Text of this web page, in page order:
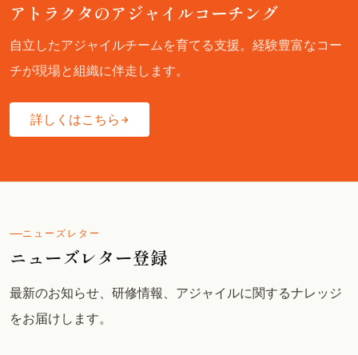
アトラクタのアジャイルコーチング
自立したアジャイルチームを育てる支援。経験豊富なコー
チが現場と組織に伴走します。
詳しくはこちら
ニューズレター
ニューズレター登録
最新のお知らせ、研修情報、アジャイルに関するナレッジ
をお届けします。